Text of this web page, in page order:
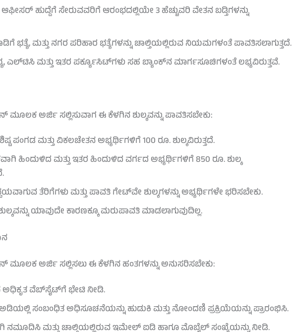
ಹುದ್ದೆಗೆ ಸೇರುವವರಿಗೆ ಆರಂಭದಲ್ಲಿಯೇ 3 ಹೆಚ್ಚುವರಿ ವೇತನ ಬಡ್ತಿಗಳನ್ನು
ಭತ್ಯೆ, ಮತ್ತು ನಗರ ಪರಿಹಾರ ಭತ್ಯೆಗಳನ್ನು ಚಾಲ್ತಿಯಲ್ಲಿರುವ ನಿಯಮಗಳಂತೆ ಪಾವತಿಸಲಾಗುತ್ತದೆ.
ಎಲ್‌ಟಿಸಿ ಮತ್ತು ಇತರ ಪರ್ಕ್ಯೂಸಿಟ್‌ಗಳು ಸಹ ಬ್ಯಾಂಕ್‌ನ ಮಾರ್ಗಸೂಚಿಗಳಂತೆ ಲಭ್ಯವಿರುತ್ತವೆ.
ಮೂಲಕ ಅರ್ಜಿ ಸಲ್ಲಿಸುವಾಗ ಈ ಕೆಳಗಿನ ಶುಲ್ಕವನ್ನು ಪಾವತಿಸಬೇಕು:
ಪಂಗಡ ಮತ್ತು ವಿಕಲಚೇತನ ಅಭ್ಯರ್ಥಿಗಳಿಗೆ 100 ರೂ. ಶುಲ್ಕವಿರುತ್ತದೆ.
ಹಿಂದುಳಿದ ಮತ್ತು ಇತರ ಹಿಂದುಳಿದ ವರ್ಗದ ಅಭ್ಯರ್ಥಿಗಳಿಗೆ 850 ರೂ. ಶುಲ್ಕ
ತೆರಿಗೆಗಳು ಮತ್ತು ಪಾವತಿ ಗೇಟ್‌ವೇ ಶುಲ್ಕಗಳನ್ನು ಅಭ್ಯರ್ಥಿಗಳೇ ಭರಿಸಬೇಕು.
ಯಾವುದೇ ಕಾರಣಕ್ಕೂ ಮರುಪಾವತಿ ಮಾಡಲಾಗುವುದಿಲ್ಲ.
ಮೂಲಕ ಅರ್ಜಿ ಸಲ್ಲಿಸಲು ಈ ಕೆಳಗಿನ ಹಂತಗಳನ್ನು ಅನುಸರಿಸಬೇಕು:
ಅಧಿಕೃತ ವೆಬ್‌ಸೈಟ್‌ಗೆ ಭೇಟಿ ನೀಡಿ.
ಸಂಬಂಧಿತ ಅಧಿಸೂಚನೆಯನ್ನು ಹುಡುಕಿ ಮತ್ತು ನೋಂದಣಿ ಪ್ರಕ್ರಿಯೆಯನ್ನು ಪ್ರಾರಂಭಿಸಿ.
ನಮೂದಿಸಿ ಮತ್ತು ಚಾಲ್ತಿಯಲ್ಲಿರುವ ಇಮೇಲ್ ಐಡಿ ಹಾಗೂ ಮೊಬೈಲ್ ಸಂಖ್ಯೆಯನ್ನು ನೀಡಿ.